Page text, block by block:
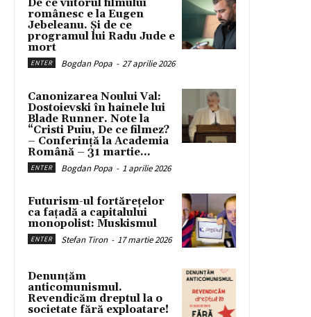
De ce viitorul filmului
românesc e la Eugen
Jebeleanu. Și de ce
programul lui Radu Jude e
mort
ENTER Bogdan Popa - 27 aprilie 2026
Canonizarea Noului Val:
Dostoievski în hainele lui
Blade Runner. Note la
“Cristi Puiu, De ce filmez?
– Conferință la Academia
Română – 31 martie...
ENTER Bogdan Popa - 1 aprilie 2026
Futurism-ul fortărețelor
ca fațadă a capitalului
monopolist: Muskismul
ENTER Stefan Tiron - 17 martie 2026
Denunțăm
anticomunismul.
Revendicăm dreptul la o
societate fără exploatare!